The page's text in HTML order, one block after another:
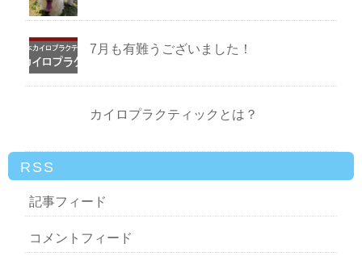
7月も有難うございました！
カイロプラクティックとは？
RSS
記事フィード
コメントフィード